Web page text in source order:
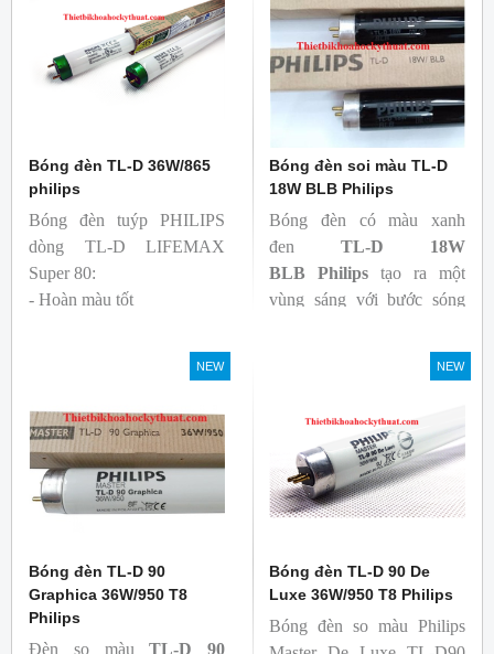
Bóng đèn TL-D 36W/865
philips
Bóng đèn tuýp PHILIPS
dòng TL-D LIFEMAX
Super 80:
- Hoàn màu tốt
cả ban đầu và trong suốt
tuổi thọ của bóng đèn, với
thông cao
- Tạo ra từ màu trắng ấm
đến ánh sáng ban ngày mát
mẻ
Bóng đèn soi màu TL-D
18W BLB Philips
Bóng đèn có màu xanh
đen TL-D 18W
BLB
Philips tạo ra một
vùng sáng với bước sóng
sắc trực quan. Giúp người
dùng có thể phát hiện và
và keo trong sản phẩm.
NEW
Bóng đèn TL-D 90
Graphica 36W/950 T8
Philips
Đèn so màu TL-D 90
NEW
Bóng đèn TL-D 90 De
Luxe 36W/950 T8 Philips
Bóng đèn so màu Philips